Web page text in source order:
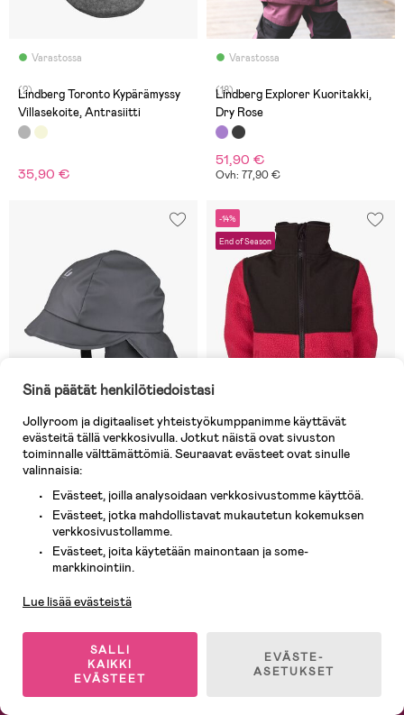
Varastossa
(2)
Lindberg Toronto Kypärämyssy
Villasekoite, Antrasiitti
35,90 €
Varastossa
(18)
Lindberg Explorer Kuoritakki,
Dry Rose
51,90 €
Ovh: 77,90 €
Varastossa
Lindberg Hjuvik Sadehattu,
Anthracite
-14%
End of Season
(1)Lindberg Ramund Teddytakki,
Sinä päätät henkilötiedoistasi
Jollyroom ja digitaaliset yhteistyökumppanimme käyttävät
evästeitä tällä verkkosivulla. Jotkut näistä ovat sivuston
toiminnalle välttämättömiä. Seuraavat evästeet ovat sinulle
valinnaisia:
Evästeet, joilla analysoidaan verkkosivustomme käyttöä.
Evästeet, jotka mahdollistavat mukautetun kokemuksen
verkkosivustollamme.
Evästeet, joita käytetään mainontaan ja some-
markkinointiin.
Lue lisää evästeistä
SALLI
KAIKKI
EVÄSTEET
EVÄSTE-
ASETUKSET